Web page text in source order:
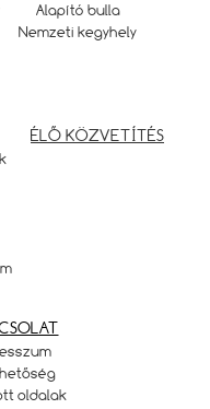
Alapító bulla
Nemzeti kegyhely
ÉLŐ KÖZVETÍTÉS
oldalak